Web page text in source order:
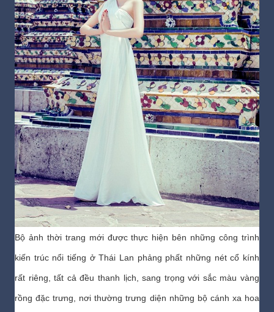
Bộ ảnh thời trang mới được thực hiện bên những công trình
kiến trúc nổi tiếng ở Thái Lan phảng phất những nét cổ kính
rất riêng, tất cả đều thanh lịch, sang trọng với sắc màu vàng
rồng đặc trưng, nơi thường trưng diện những bộ cánh xa hoa